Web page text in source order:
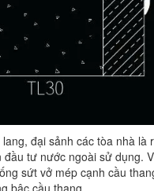
đại sảnh các tòa nhà là
tư nước ngoài sử dụng.
sứt vở mép cạnh cầu